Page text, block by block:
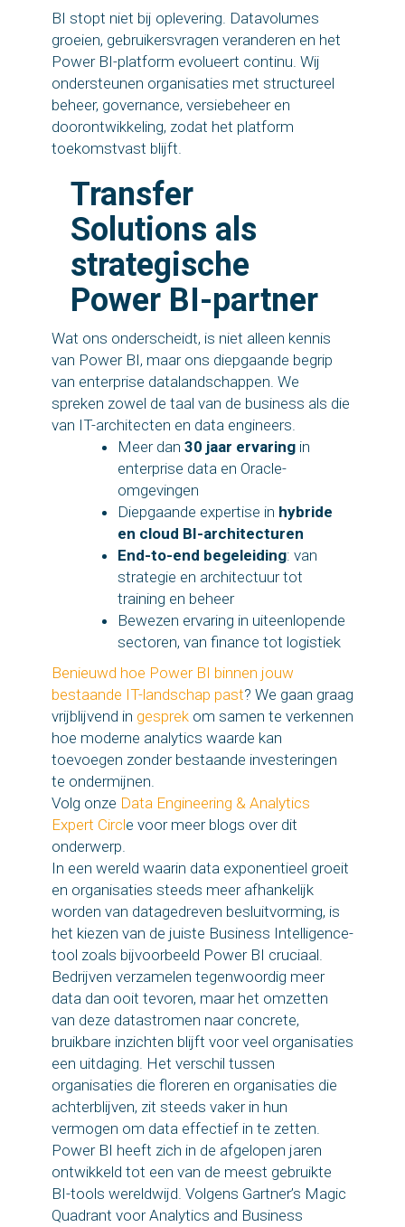
BI stopt niet bij oplevering. Datavolumes
groeien, gebruikersvragen veranderen en het
Power BI-platform evolueert continu. Wij
ondersteunen organisaties met structureel
beheer, governance, versiebeheer en
doorontwikkeling, zodat het platform
toekomstvast blijft.
Transfer
Solutions als
strategische
Power BI-partner
Wat ons onderscheidt, is niet alleen kennis
van Power BI, maar ons diepgaande begrip
van enterprise datalandschappen. We
spreken zowel de taal van de business als die
van IT-architecten en data engineers.
Meer dan 30 jaar ervaring in
enterprise data en Oracle-
omgevingen
Diepgaande expertise in hybride
en cloud BI-architecturen
End-to-end begeleiding: van
strategie en architectuur tot
training en beheer
Bewezen ervaring in uiteenlopende
sectoren, van finance tot logistiek
Benieuwd hoe Power BI binnen jouw
bestaande IT-landschap past? We gaan graag
vrijblijvend in gesprek om samen te verkennen
hoe moderne analytics waarde kan
toevoegen zonder bestaande investeringen
te ondermijnen.
Volg onze Data Engineering & Analytics
Expert Circle voor meer blogs over dit
onderwerp.
In een wereld waarin data exponentieel groeit
en organisaties steeds meer afhankelijk
worden van datagedreven besluitvorming, is
het kiezen van de juiste Business Intelligence-
tool zoals bijvoorbeeld Power BI cruciaal.
Bedrijven verzamelen tegenwoordig meer
data dan ooit tevoren, maar het omzetten
van deze datastromen naar concrete,
bruikbare inzichten blijft voor veel organisaties
een uitdaging. Het verschil tussen
organisaties die floreren en organisaties die
achterblijven, zit steeds vaker in hun
vermogen om data effectief in te zetten.
Power BI heeft zich in de afgelopen jaren
ontwikkeld tot een van de meest gebruikte
BI-tools wereldwijd. Volgens Gartner’s Magic
Quadrant voor Analytics and Business